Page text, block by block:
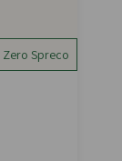
Zero Spreco